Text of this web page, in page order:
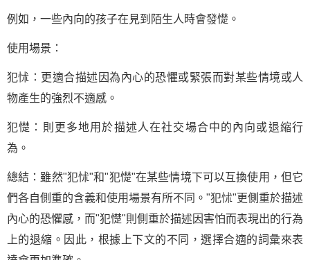
例如，一些內向的孩子在見到陌生人時會發憷。
使用場景：
犯怵：更適合描述因為內心的恐懼或緊張而對某些情境或人
物產生的強烈不適感。
犯憷：則更多地用於描述人在社交場合中的內向或退縮行
為。
總結：雖然"犯怵"和"犯憷"在某些情境下可以互換使用，但它
們各自側重的含義和使用場景有所不同。"犯怵"更側重於描述
內心的恐懼感，而"犯憷"則側重於描述因害怕而表現出的行為
上的退縮。因此，根據上下文的不同，選擇合適的詞彙來表